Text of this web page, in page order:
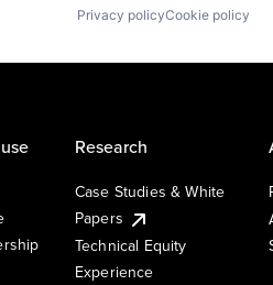
Privacy policyCookie policy
Research
Case Studies & White
Papers
Technical Equity
Experience